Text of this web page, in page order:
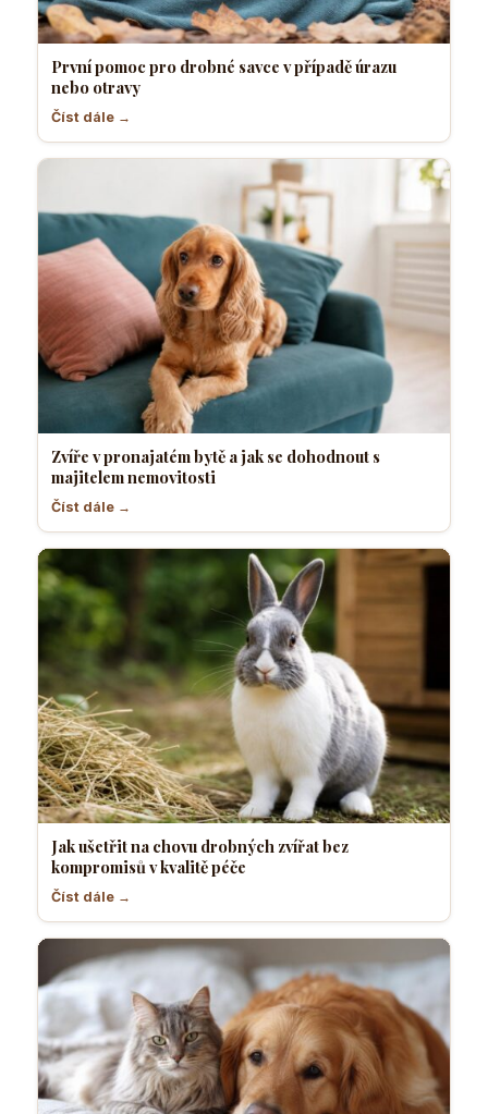
První pomoc pro drobné savce v případě úrazu
nebo otravy
Číst dále →
Zvíře v pronajatém bytě a jak se dohodnout s
majitelem nemovitosti
Číst dále →
Jak ušetřit na chovu drobných zvířat bez
kompromisů v kvalitě péče
Číst dále →